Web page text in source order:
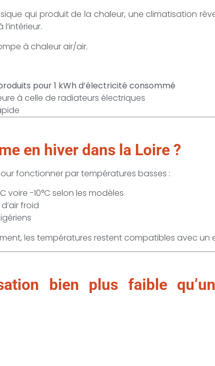
qui produit de la chaleur, une climatisation
à chaleur air/air.
pour 1 kWh d’électricité consommé
à celle de radiateurs électriques
en hiver dans la Loire ?
fonctionner par températures basses :
voire -10°C selon les modèles
froid
les températures restent compatibles avec un
bien plus faible